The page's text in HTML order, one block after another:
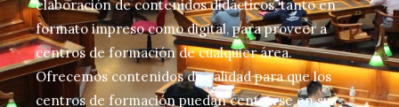
elaboración de contenidos didácticos, tanto en
formato impreso como digital, para proveer a
centros de formación de cualquier área.
Ofrecemos contenidos de calidad para que los
centros de formación puedan centrarse en sus